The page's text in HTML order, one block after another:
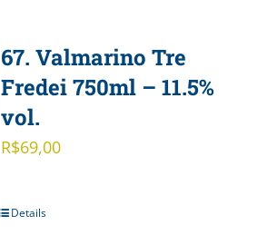
67. Valmarino Tre
Fredei 750ml – 11.5%
vol.
R$69,00
Details